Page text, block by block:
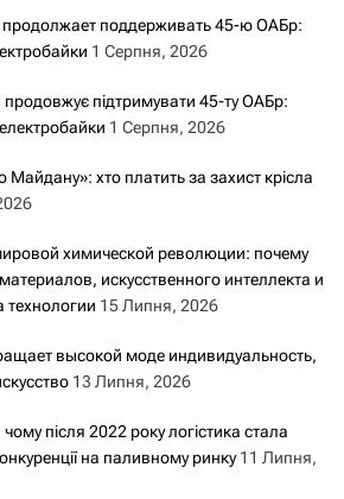
продолжает поддерживать 45-ю ОАБр:
1 Серпня, 2026
продовжує підтримувати 45-ту ОАБр:
1 Серпня, 2026
хто платить за захист крісла
химической революции: почему
искусственного интеллекта и
технологии 15 Липня, 2026
высокой моде индивидуальность,
13 Липня, 2026
після 2022 року логістика стала
на паливному ринку 11 Липня,